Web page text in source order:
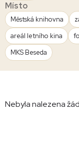
Místo
Městská knihovna
areál letního kina
MKS Beseda
Nebyla nalezena